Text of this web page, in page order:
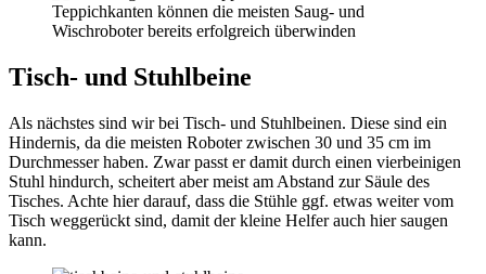
Teppichkanten können die meisten Saug- und
Wischroboter bereits erfolgreich überwinden
Tisch- und Stuhlbeine
Als nächstes sind wir bei Tisch- und Stuhlbeinen. Diese sind ein
Hindernis, da die meisten Roboter zwischen 30 und 35 cm im
Durchmesser haben. Zwar passt er damit durch einen vierbeinigen
Stuhl hindurch, scheitert aber meist am Abstand zur Säule des
Tisches. Achte hier darauf, dass die Stühle ggf. etwas weiter vom
Tisch weggerückt sind, damit der kleine Helfer auch hier saugen
kann.